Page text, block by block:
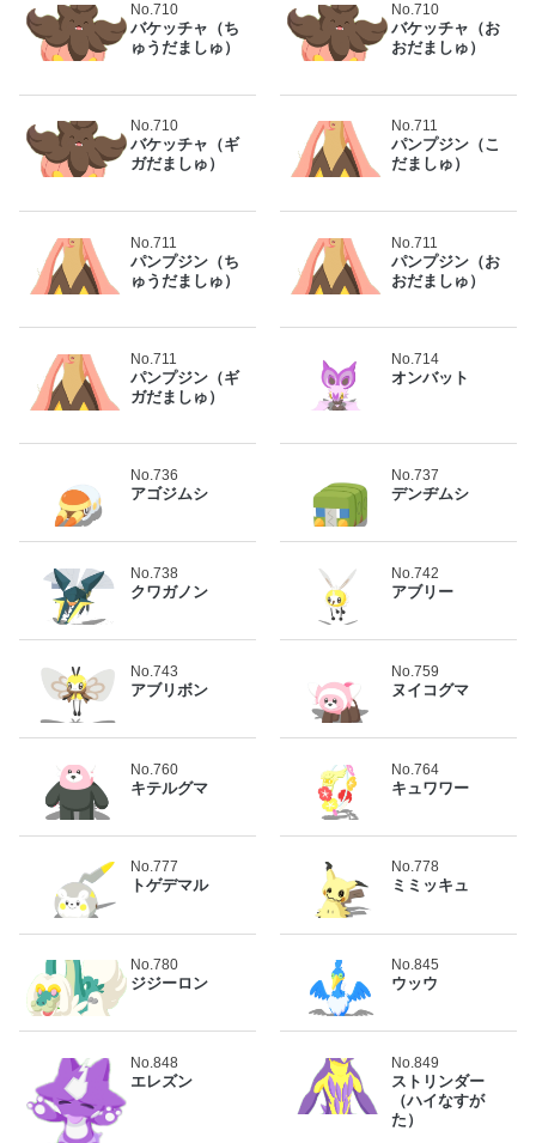
No.710
バケッチャ（ち
ゅうだましゅ）
No.710
バケッチャ（お
おだましゅ）
No.710
バケッチャ（ギ
ガだましゅ）
No.711
パンプジン（こ
だましゅ）
No.711
パンプジン（ち
ゅうだましゅ）
No.711
パンプジン（お
おだましゅ）
No.711
パンプジン（ギ
ガだましゅ）
No.714
オンバット
No.736
アゴジムシ
No.737
デンヂムシ
No.738
クワガノン
No.742
アブリー
No.743
アブリボン
No.759
ヌイコグマ
No.760
キテルグマ
No.764
キュワワー
No.777
トゲデマル
No.778
ミミッキュ
No.780
ジジーロン
No.845
ウッウ
No.848
エレズン
No.849
ストリンダー
（ハイなすが
た）